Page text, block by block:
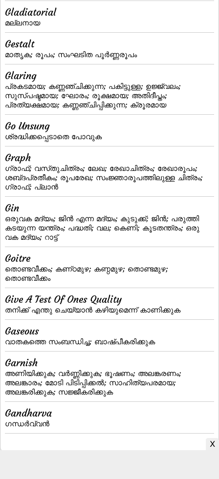
Gladiatorial
മല്ലനായ
Gestalt
മാതൃക; രൂപം; സംഘടിത പൂര്‍ണ്ണരൂപം
Glaring
പ്രകടമായ; കണ്ണഞ്ചിക്കുന്ന; പകിട്ടുള്ള; ഉജ്ജ്വലം;
സുസ്പഷ്ടമായ; ഘോരം; രൂക്ഷമായ; അതിദീപ്തം;
പ്രത്യക്ഷമായ; കണ്ണഞ്ചിപ്പിക്കുന്ന; ക്രൂരമായ
Go Unsung
ശ്രദ്ധിക്കപ്പെടാതെ പോവുക
Graph
ഗ്രാഫ്; വസ്‌തുചിത്രം; ലേഖ; രേഖാചിത്രം; രേഖാരൂപം;
ശബ്‌ദപ്രതീകം; രൂപരേഖ; സംജ്ഞാരൂപത്തിലുള്ള ചിത്രം;
ഗ്രാഫ്‌; പ്ലാന്‍
Gin
ഒരുവക മദ്യം; ജിന്‍ എന്ന മദ്യം; കുടുക്ക്‌; ജിന്‍; പരുത്തി
കടയുന്ന യന്ത്രം; പദ്ധതി; വല; കെണി; കൂടതന്ത്രം; ഒരു
വക മദ്യം; റാട്ട്‌
Goitre
തൊണ്ടവീക്കം; കണ്‌ഠമുഴ; കണ്ഠമുഴ; തൊണ്ടമുഴ;
തൊണ്ടവീക്കം
Give A Test Of Ones Quality
തനിക്ക്‌ എന്തു ചെയ്യാന്‍ കഴിയുമെന്ന്‌ കാണിക്കുക
Gaseous
വാതകത്തെ സംബന്ധിച്ച; ബാഷ്‌പീകരിക്കുക
Garnish
അണിയിക്കുക; വര്‍ണ്ണിക്കുക; ഭൂഷണം; അലങ്കരണം;
അലങ്കാരം; മോടി പിടിപ്പിക്കല്‍; സാഹിത്യപരമായ;
അലങ്കരിക്കുക; സജ്ജീകരിക്കുക
Gandharva
ഗന്ധര്‍വ്വന്‍